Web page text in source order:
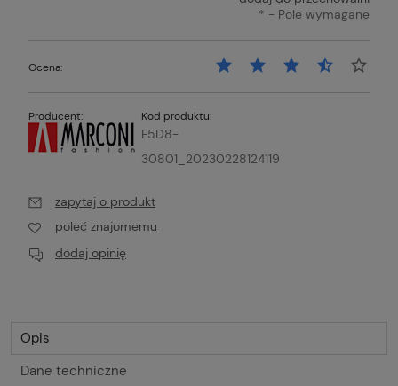
* - Pole wymagane
Ocena:
Producent: Kod produktu:
F5D8-
30801_20230228124119
zapytaj o produkt
poleć znajomemu
dodaj opinię
Opis
Dane techniczne